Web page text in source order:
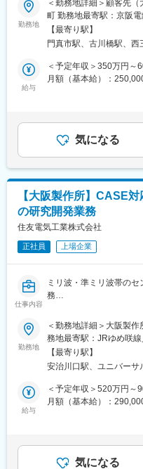
（3）専門性を磨く学習
ア系含む）
（4）多様性の支援体制
請制度、各種キャリアイ
談窓口配備
求し、はたらき方に変革
まいります。
研究開発・ものづくり
発（MBD）等を提供し
インターネット、EC分
テム開発・インフラ設
さらには、近年需要が拡
ン・セキュリティ等の最
んでおります。また、エ
てるべく、パーソルクロ
を踏まえ、各種研修を実
変更の範囲：会社の定め
航空機内エンターテイ
計）開発業務をご担当
プ企業（システム開発）
主に「サプライチェーン
「エンターテインメン
行っており、今後も需要
機内エンターテイメン
開発の設計支援に携わ
・試作品のはんだ付け
【使用ツール／機器】
・半田こて
・回路図 など
【変更の範囲：会社の定
■当社について：
当社は、航空宇宙、自動
分野などの業界約300
出ていない新製品の開
から60年、日本のモノづ
お客様のご要望に対応
流れる「夕焼け小焼け
箇所に設置された自社
療機器業界にも参入。
の「“やりたい”に就ける
コン、日揮、日産自動
ックス、富士電機、本
勤務地
＜勤務地詳細＞顧客先
町 勤務地最寄駅：京阪
屋内全面禁煙変更の範囲
【最寄り駅】
門真市駅、古川橋駅、西
給与
＜予定年収＞350万円～
月額（基本給）：
目安の金額であり、選
給(月額)は固定手当を含
気になる
【大阪製作所】CASE
の研究開発業務
住友電気工業株式会社
正社員 上場企業
仕事内容
ミリ波・準ミリ波帯の
務
2020年を目標に自動運
の到来に向け自動車用製
の時代を迎えている。
み出す、自動車用ワイ
Tier1メーカーであり、
向け、センシング技術/
究開発を喫急の重点課題
勤務地
＜勤務地詳細＞大阪製
務地最寄駅：JRゆめ咲
煙【最寄り駅】
安治川口駅、ユニバーサ
給与
＜予定年収＞520万円～
月額（基本給）：
あり、選考を通じて上
手当を含めた表記です。
気になる